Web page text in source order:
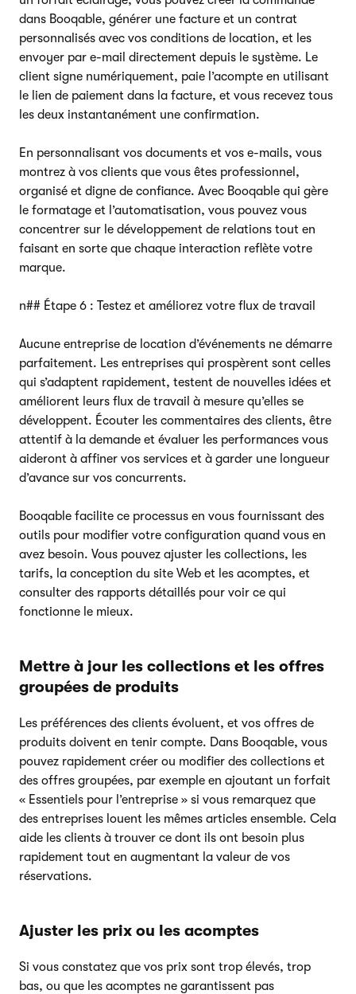
dans Booqable, générer une facture et un contrat
personnalisés avec vos conditions de location, et les
envoyer par e-mail directement depuis le système. Le
client signe numériquement, paie l’acompte en utilisant
le lien de paiement dans la facture, et vous recevez tous
les deux instantanément une confirmation.
En personnalisant vos documents et vos e-mails, vous
montrez à vos clients que vous êtes professionnel,
organisé et digne de confiance. Avec Booqable qui gère
le formatage et l’automatisation, vous pouvez vous
concentrer sur le développement de relations tout en
faisant en sorte que chaque interaction reflète votre
marque.
n## Étape 6 : Testez et améliorez votre flux de travail
Aucune entreprise de location d’événements ne démarre
parfaitement. Les entreprises qui prospèrent sont celles
qui s’adaptent rapidement, testent de nouvelles idées et
améliorent leurs flux de travail à mesure qu’elles se
développent. Écouter les commentaires des clients, être
attentif à la demande et évaluer les performances vous
aideront à affiner vos services et à garder une longueur
d’avance sur vos concurrents.
Booqable facilite ce processus en vous fournissant des
outils pour modifier votre configuration quand vous en
avez besoin. Vous pouvez ajuster les collections, les
tarifs, la conception du site Web et les acomptes, et
consulter des rapports détaillés pour voir ce qui
fonctionne le mieux.
Mettre à jour les collections et les offres
groupées de produits
Les préférences des clients évoluent, et vos offres de
produits doivent en tenir compte. Dans Booqable, vous
pouvez rapidement créer ou modifier des collections et
des offres groupées, par exemple en ajoutant un forfait
« Essentiels pour l’entreprise » si vous remarquez que
des entreprises louent les mêmes articles ensemble. Cela
aide les clients à trouver ce dont ils ont besoin plus
rapidement tout en augmentant la valeur de vos
réservations.
Ajuster les prix ou les acomptes
Si vous constatez que vos prix sont trop élevés, trop
bas, ou que les acomptes ne garantissent pas